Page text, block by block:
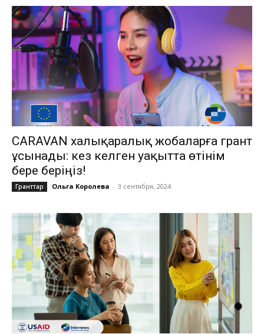
CARAVAN халықаралық жобаларға грант
ұсынады: кез келген уақытта өтінім
бере беріңіз!
Гранттар Ольга Королева - 3 сентября, 2024